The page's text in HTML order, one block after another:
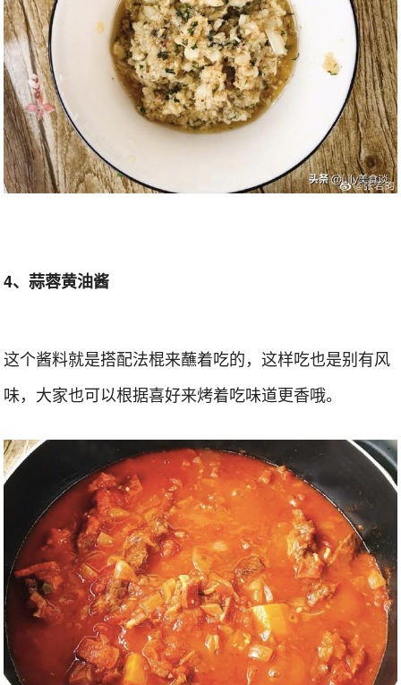
4、蒜蓉黄油酱
这个酱料就是搭配法棍来蘸着吃的，这样吃也是别有风
味，大家也可以根据喜好来烤着吃味道更香哦。